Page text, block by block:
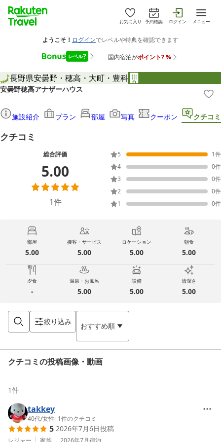
お気に入り 予約確認 ログイン メニュー
長野県安曇野・穂高・大町・豊科
安曇野穂高アナザーハウス
施設紹介 プラン 部屋 写真 クーポン クチコミ
クチコミ
総合評価
5.00
1件
5 1件
4
0件
3
0件
2
0件
1
0件
部屋
5.00
接客・サービス
5.00
ロケーション
5.00
朝食
5.00
夕食
-
温泉・お風呂
5.00
設備
5.00
清潔さ
5.00
絞り込み おすすめ順
クチコミの投稿画像・動画
1件
takkey
40代/女性 | 1件のクチコミ
5 2026年7月6日投稿
レジャー 家族 2026年7月宿泊